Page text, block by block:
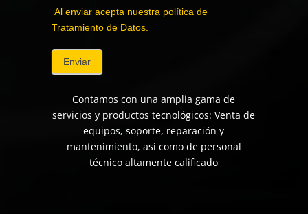
Al enviar acepta nuestra política de
Tratamiento de Datos.
Enviar
Contamos con una amplia gama de
servicios y productos tecnológicos: Venta de
equipos, soporte, reparación y
mantenimiento, asi como de personal
técnico altamente calificado